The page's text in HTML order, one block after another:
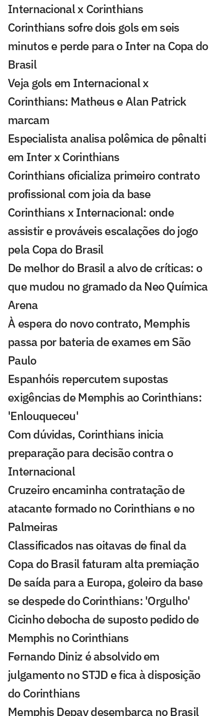
Internacional x Corinthians
Corinthians sofre dois gols em seis
minutos e perde para o Inter na Copa do
Brasil
Veja gols em Internacional x
Corinthians: Matheus e Alan Patrick
marcam
Especialista analisa polêmica de pênalti
em Inter x Corinthians
Corinthians oficializa primeiro contrato
profissional com joia da base
Corinthians x Internacional: onde
assistir e prováveis escalações do jogo
pela Copa do Brasil
De melhor do Brasil a alvo de críticas: o
que mudou no gramado da Neo Química
Arena
À espera do novo contrato, Memphis
passa por bateria de exames em São
Paulo
Espanhóis repercutem supostas
exigências de Memphis ao Corinthians:
'Enlouqueceu'
Com dúvidas, Corinthians inicia
preparação para decisão contra o
Internacional
Cruzeiro encaminha contratação de
atacante formado no Corinthians e no
Palmeiras
Classificados nas oitavas de final da
Copa do Brasil faturam alta premiação
De saída para a Europa, goleiro da base
se despede do Corinthians: 'Orgulho'
Cicinho debocha de suposto pedido de
Memphis no Corinthians
Fernando Diniz é absolvido em
julgamento no STJD e fica à disposição
do Corinthians
Memphis Depay desembarca no Brasil